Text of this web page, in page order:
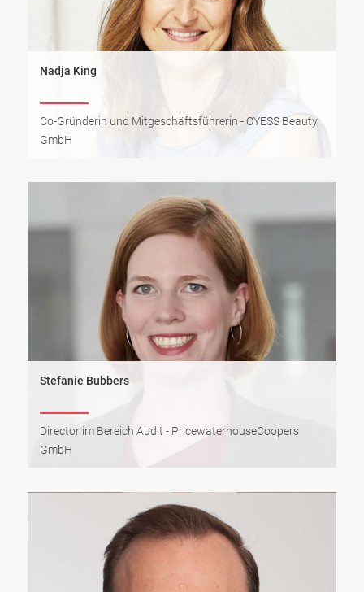
Nadja King
Co-Gründerin und Mitgeschäftsführerin - OYESS Beauty
GmbH
Stefanie Bubbers
Director im Bereich Audit - PricewaterhouseCoopers
GmbH